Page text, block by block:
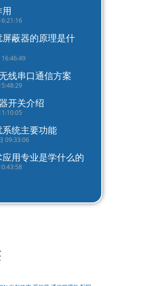
蔽器的原理是什
线串口通信方案
开关介绍
统主要功能
09:33:06
用专业是学什么的